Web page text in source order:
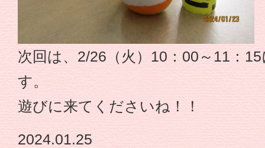
定
こ
も
次回は、2/26（火）10：00～11：
す。
遊びに来てくださいね！！
2024.01.25